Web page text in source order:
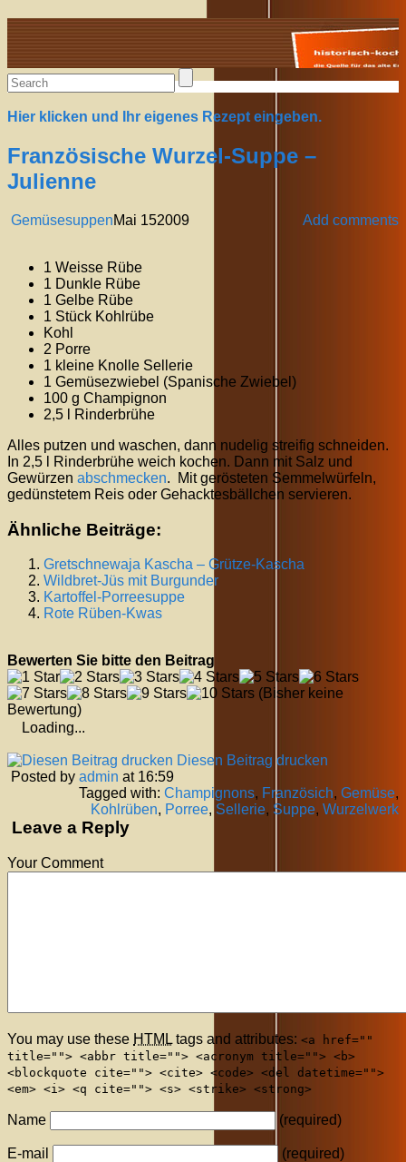
Alte Rezepte online
Hier klicken und Ihr eigenes Rezept eingeben.
Französische Wurzel-Suppe –
Julienne
Gemüsesuppen Add comments
Mai 152009
1 Weisse Rübe
1 Dunkle Rübe
1 Gelbe Rübe
1 Stück Kohlrübe
Kohl
2 Porre
1 kleine Knolle Sellerie
1 Gemüsezwiebel (Spanische Zwiebel)
100 g Champignon
2,5 l Rinderbrühe
Alles putzen und waschen, dann nudelig streifig schneiden.
In 2,5 l Rinderbrühe weich kochen. Dann mit Salz und
Gewürzen abschmecken. Mit gerösteten Semmelwürfeln,
gedünstetem Reis oder Gehacktesbällchen servieren.
Ähnliche Beiträge:
Gretschnewaja Kascha – Grütze-Kascha
Wildbret-Jüs mit Burgunder
Kartoffel-Porreesuppe
Rote Rüben-Kwas
Bewerten Sie bitte den Beitrag
(Bisher keine
Bewertung)
Loading...
Diesen Beitrag drucken
Posted by admin at 16:59
Tagged with: Champignons, Französich, Gemüse,
Kohlrüben, Porree, Sellerie, Suppe, Wurzelwerk
Leave a Reply
Your Comment
You may use these HTML tags and attributes: <a href=""
title=""> <abbr title=""> <acronym title=""> <b>
<blockquote cite=""> <cite> <code> <del datetime="">
<em> <i> <q cite=""> <s> <strike> <strong>
Name (required)
E-mail (required)